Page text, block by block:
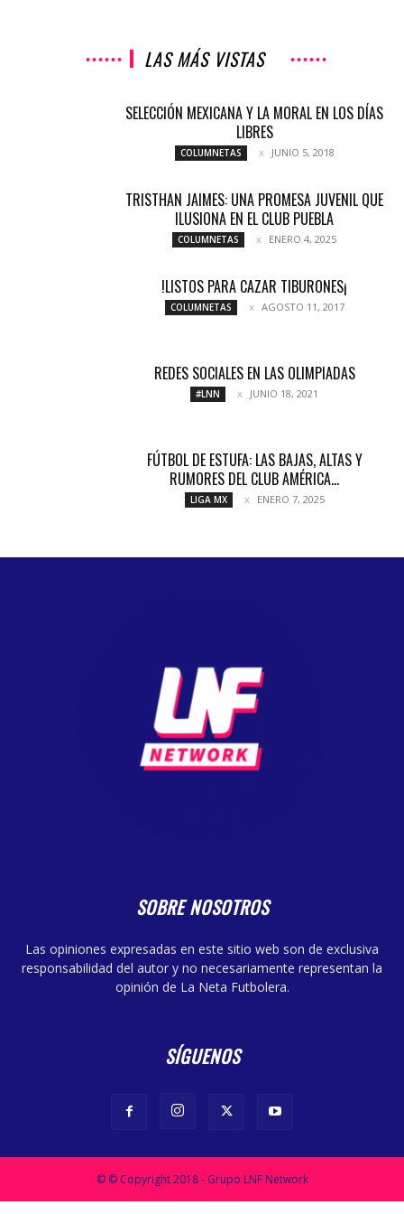
LAS MÁS VISTAS
SELECCIÓN MEXICANA Y LA MORAL EN LOS DÍAS
LIBRES
COLUMNETAS JUNIO 5, 2018
TRISTHAN JAIMES: UNA PROMESA JUVENIL QUE
ILUSIONA EN EL CLUB PUEBLA
COLUMNETAS ENERO 4, 2025
!LISTOS PARA CAZAR TIBURONES¡
COLUMNETAS AGOSTO 11, 2017
REDES SOCIALES EN LAS OLIMPIADAS
#LNN JUNIO 18, 2021
FÚTBOL DE ESTUFA: LAS BAJAS, ALTAS Y
RUMORES DEL CLUB AMÉRICA...
LIGA MX ENERO 7, 2025
SOBRE NOSOTROS
Las opiniones expresadas en este sitio web son de exclusiva
responsabilidad del autor y no necesariamente representan la
opinión de La Neta Futbolera.
SÍGUENOS
© © Copyright 2018 - Grupo LNF Network